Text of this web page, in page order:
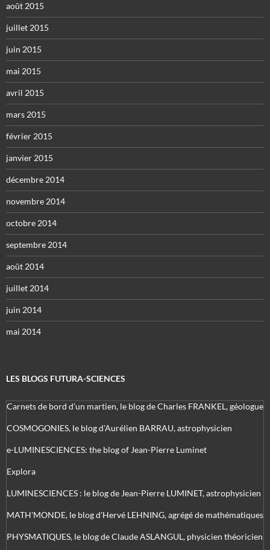
août 2015
juillet 2015
juin 2015
mai 2015
avril 2015
mars 2015
février 2015
janvier 2015
décembre 2014
novembre 2014
octobre 2014
septembre 2014
août 2014
juillet 2014
juin 2014
mai 2014
LES BLOGS FUTURA-SCIENCES
Carnets de bord d’un martien, le blog de Charles FRANKEL, géologue
COSMOGONIES, le blog d'Aurélien BARRAU, astrophysicien
e-LUMINESCIENCES: the blog of Jean-Pierre Luminet
Explora
LUMINESCIENCES : le blog de Jean-Pierre LUMINET, astrophysicien
MATH'MONDE, le blog d'Hervé LEHNING, agrégé de mathématiques
PHYSMATIQUES, le blog de Claude ASLANGUL, physicien théoricien